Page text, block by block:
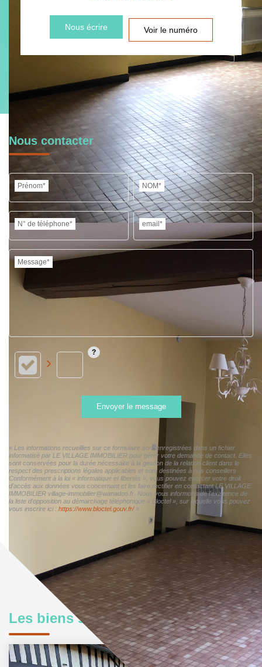
Nous écrire Voir le numéro
Nous contacter
Prénom* NOM*
N° de téléphone* email*
Message*
Envoyer le message
« Les informations recueillies sur ce formulaire sont enregistrées dans un fichier
informatisé par LE VILLAGE IMMOBILIER pour gérer votre demande de contact. Elles
sont conservées pour la durée nécessaire à la gestion de la relation client dans le
respect des prescriptions légales applicables et sont destinées à nos conseillers
Conformément à la loi « informatique et libertés », vous pouvez exercer votre droit
d'accès aux données vous concernant et les faire rectifier en contactant LE VILLAGE
IMMOBILIER village-immobilier@wanadoo.fr. Nous vous informons de l'existence de
la liste d'opposition au démarchage téléphonique « Bloctel », sur laquelle vous pouvez
vous inscrire ici : https://www.bloctel.gouv.fr/»
Les biens similaires